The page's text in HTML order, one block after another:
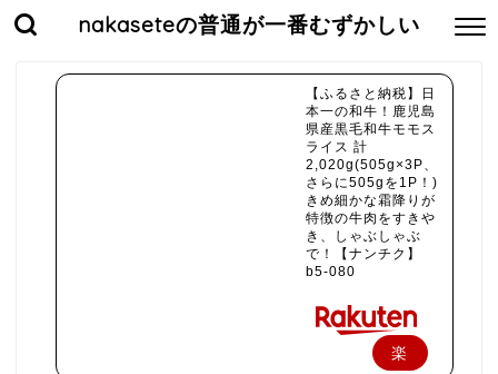
nakaseteの普通が一番むずかしい
【ふるさと納税】日
本一の和牛！鹿児島
県産黒毛和牛モモス
ライス 計
2,020g(505g×3P、
さらに505gを1P！)
きめ細かな霜降りが
特徴の牛肉をすきや
き、しゃぶしゃぶ
で！【ナンチク】
b5-080
楽